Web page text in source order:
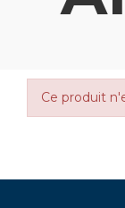
Ce produit